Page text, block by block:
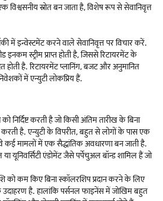
स्रोत बन जाता है, विशेष रूप से सेवानिवृत्त
में इन्वेस्टमेंट करने वाले सेवानिवृत्त पर विचार करें.
इनकम स्ट्रीम प्राप्त होती है, जिससे रिटायरमेंट के
होती है. रिटायरमेंट प्लानिंग, बजट और अनुमानित
में एन्युटी लोकप्रिय हैं.
निर्दिष्ट करती है जो किसी अंतिम तारीख के बिना
करती है. एन्युटी के विपरीत, बहुत से लोगों के पास एक
वे कई मामलों में एक सैद्धांतिक अवधारणा बन जाती है.
या यूनिवर्सिटी एंडोमेंट जैसे पर्पेचुअल बॉन्ड शामिल हैं जो
को कम किए बिना स्कॉलरशिप प्रदान करने के लिए
उदाहरण है. हालांकि पर्सनल फाइनेंस में जोखिम बहुत